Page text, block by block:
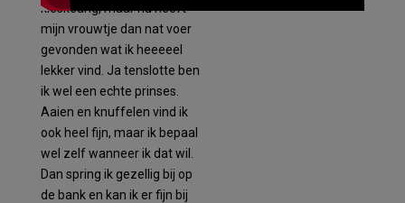
kieskeurig, maar nu heeft
mijn vrouwtje dan nat voer
gevonden wat ik heeeeel
lekker vind. Ja tenslotte ben
ik wel een echte prinses.
Aaien en knuffelen vind ik
ook heel fijn, maar ik bepaal
wel zelf wanneer ik dat wil.
Dan spring ik gezellig bij op
de bank en kan ik er fijn bij